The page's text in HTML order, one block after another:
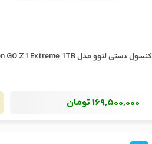
کنسول دستی لنوو مدل Legion GO Z1 Extreme 1TB
169٬500٬000 تومان